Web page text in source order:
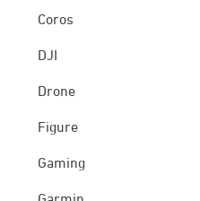
Coros
DJI
Drone
Figure
Gaming